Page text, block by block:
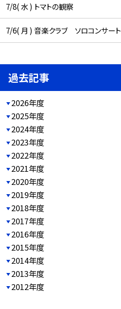
7/8( 水 ) トマトの観察
7/6( 月 ) 音楽クラブ ソロコンサート
過去記事
2026年度
2025年度
2024年度
2023年度
2022年度
2021年度
2020年度
2019年度
2018年度
2017年度
2016年度
2015年度
2014年度
2013年度
2012年度